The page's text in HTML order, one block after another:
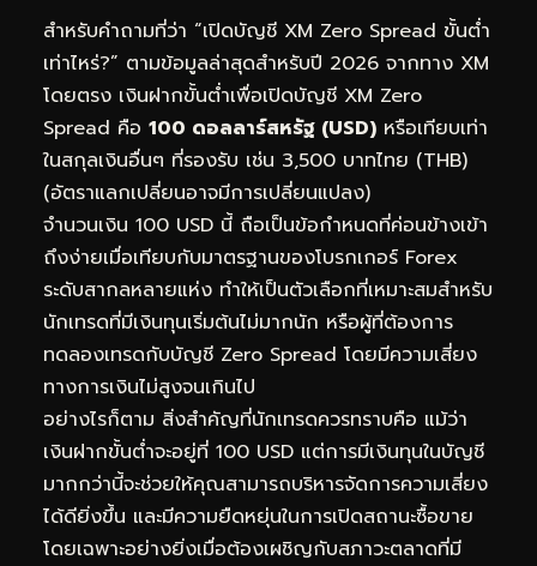
สำหรับคำถามที่ว่า “เปิดบัญชี XM Zero Spread ขั้นต่ำ
เท่าไหร่?” ตามข้อมูลล่าสุดสำหรับปี 2026 จากทาง XM
โดยตรง เงินฝากขั้นต่ำเพื่อเปิดบัญชี XM Zero
Spread คือ 100 ดอลลาร์สหรัฐ (USD) หรือเทียบเท่า
ในสกุลเงินอื่นๆ ที่รองรับ เช่น 3,500 บาทไทย (THB)
(อัตราแลกเปลี่ยนอาจมีการเปลี่ยนแปลง)
จำนวนเงิน 100 USD นี้ ถือเป็นข้อกำหนดที่ค่อนข้างเข้า
ถึงง่ายเมื่อเทียบกับมาตรฐานของโบรกเกอร์ Forex
ระดับสากลหลายแห่ง ทำให้เป็นตัวเลือกที่เหมาะสมสำหรับ
นักเทรดที่มีเงินทุนเริ่มต้นไม่มากนัก หรือผู้ที่ต้องการ
ทดลองเทรดกับบัญชี Zero Spread โดยมีความเสี่ยง
ทางการเงินไม่สูงจนเกินไป
อย่างไรก็ตาม สิ่งสำคัญที่นักเทรดควรทราบคือ แม้ว่า
เงินฝากขั้นต่ำจะอยู่ที่ 100 USD แต่การมีเงินทุนในบัญชี
มากกว่านี้จะช่วยให้คุณสามารถบริหารจัดการความเสี่ยง
ได้ดียิ่งขึ้น และมีความยืดหยุ่นในการเปิดสถานะซื้อขาย
โดยเฉพาะอย่างยิ่งเมื่อต้องเผชิญกับสภาวะตลาดที่มี